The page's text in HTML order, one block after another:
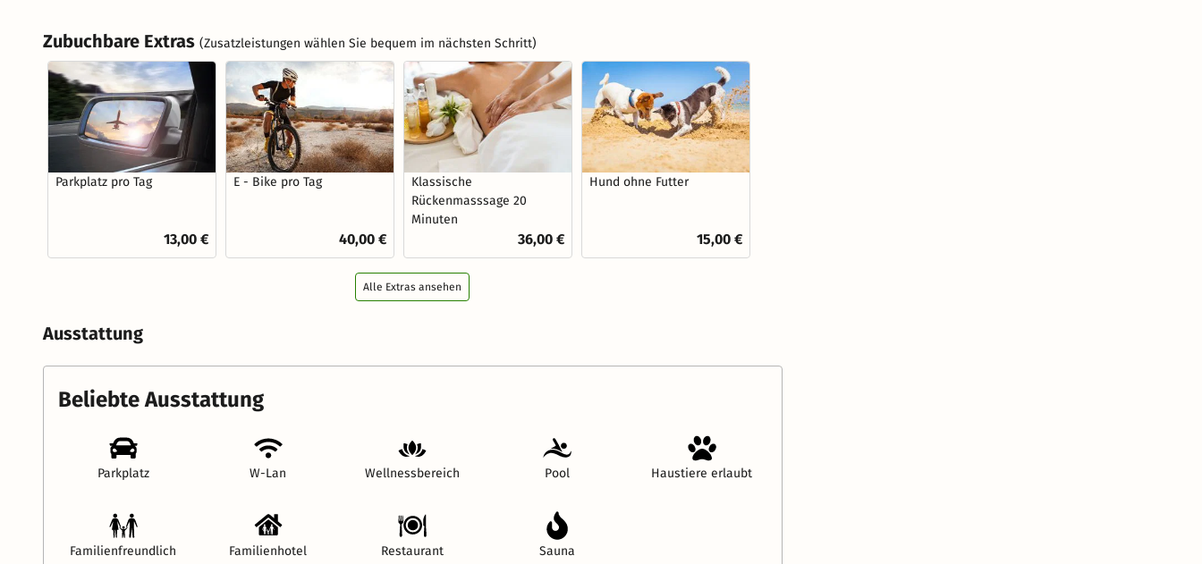
Zubuchbare Extras (Zusatzleistungen wählen Sie bequem im nächsten Schritt)
Parkplatz pro Tag
13,00 €
E - Bike pro Tag
40,00 €
Klassische
Rückenmasssage 20
Minuten
36,00 €
Hund ohne Futter
15,00 €
Alle Extras ansehen
Ausstattung
Beliebte Ausstattung
Parkplatz W-Lan Wellnessbereich Pool Haustiere erlaubt
Familienfreundlich Familienhotel Restaurant Sauna